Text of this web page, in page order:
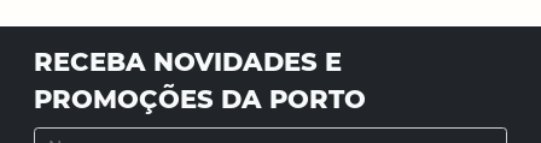
RECEBA NOVIDADES E
PROMOÇÕES DA PORTO